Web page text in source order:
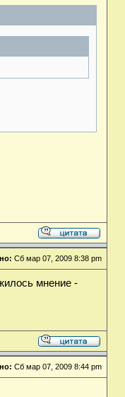
Сб мар 07, 2009 8:38 pm
мнение -
Сб мар 07, 2009 8:44 pm